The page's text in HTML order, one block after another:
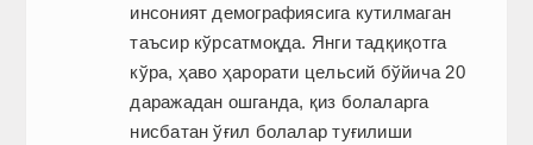
инсоният демографиясига кутилмаган
таъсир кўрсатмоқда. Янги тадқиқотга
кўра, ҳаво ҳарорати цельсий бўйича 20
даражадан ошганда, қиз болаларга
нисбатан ўғил болалар туғилиши